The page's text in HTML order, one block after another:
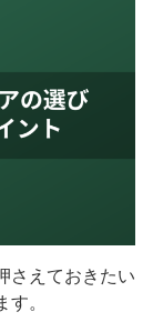
さえておきたい
。